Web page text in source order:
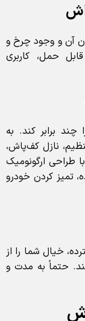
آن و وجود چرخ و
حمل، کاربری
چند برابر کند. به
نازل کف‌پاش،
طراحی ارگونومیک
تمیز کردن خودرو
خیال شما را از
حتماً به مدت و